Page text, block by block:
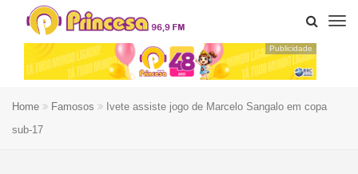
Publicidade
Home Famosos
Ivete assiste jogo de Marcelo Sangalo em copa
sub-17